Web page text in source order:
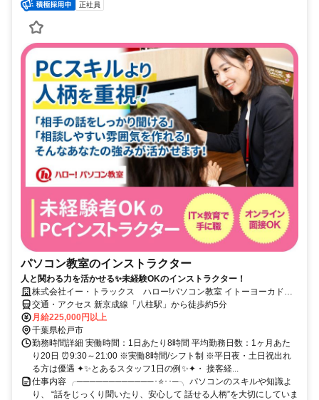
正社員
パソコン教室のインストラクター
人と関わる力を活かせる✨未経験OKのインストラクター！
株式会社イー・トラックス ハロー!パソコン教室 イトーヨーカドー
八柱校
交通・アクセス 新京成線「八柱駅」から徒歩約5分
月給225,000円以上
千葉県松戸市
勤務時間詳細 実働時間：1日あたり8時間 平均勤務日数：1ヶ月あた
り20日 ⏰9:30～21:00 ※実働8時間/シフト制 ※平日夜・土日祝出れ
る方は優遇 ✦✨とあるスタッフ1日の例✨✦・ 接客経...
仕事内容 ╭────────────･⭐･･─╮ パソコンのスキルや知識よ
り、 “話をじっくり聞いたり、安心して 話せる人柄”を大切にしていま